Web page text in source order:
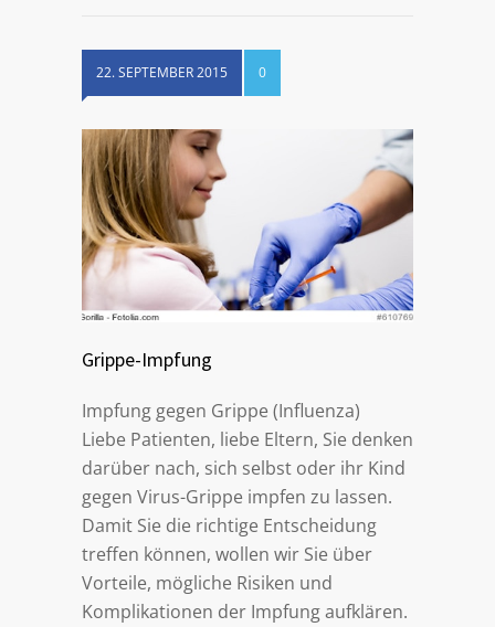
22. SEPTEMBER 2015 0
Grippe-Impfung
Impfung gegen Grippe (Influenza)
Liebe Patienten, liebe Eltern, Sie denken
darüber nach, sich selbst oder ihr Kind
gegen Virus-Grippe impfen zu lassen.
Damit Sie die richtige Entscheidung
treffen können, wollen wir Sie über
Vorteile, mögliche Risiken und
Komplikationen der Impfung aufklären.